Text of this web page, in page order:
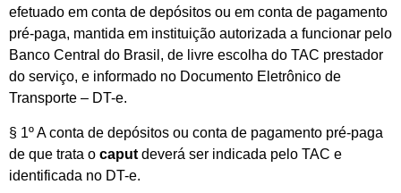
efetuado em conta de depósitos ou em conta de pagamento
pré-paga, mantida em instituição autorizada a funcionar pelo
Banco Central do Brasil, de livre escolha do TAC prestador
do serviço, e informado no Documento Eletrônico de
Transporte – DT-e.
§ 1º A conta de depósitos ou conta de pagamento pré-paga
de que trata o caput deverá ser indicada pelo TAC e
identificada no DT-e.